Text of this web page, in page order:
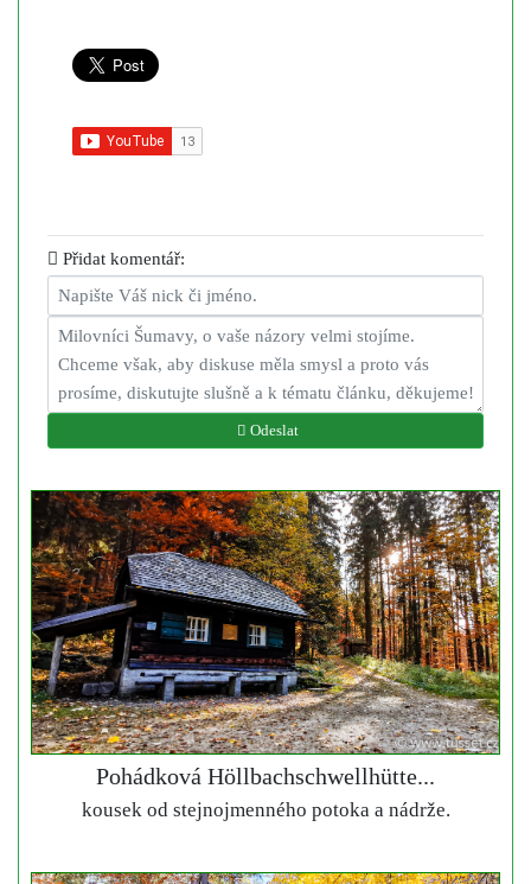
Přidat komentář:
Odeslat
Pohádková Höllbachschwellhütte...
kousek od stejnojmenného potoka a nádrže.